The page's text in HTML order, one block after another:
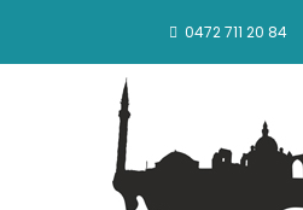
0472 711 20 84